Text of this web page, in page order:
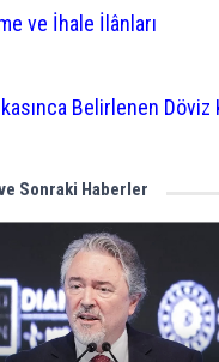
ve İhale İlânları
Belirlenen
Sonraki Haberler